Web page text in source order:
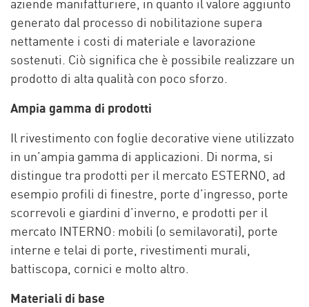
aziende manifatturiere, in quanto il valore aggiunto
generato dal processo di nobilitazione supera
nettamente i costi di materiale e lavorazione
sostenuti. Ciò significa che è possibile realizzare un
prodotto di alta qualità con poco sforzo.
Ampia gamma di prodotti
Il rivestimento con foglie decorative viene utilizzato
in un’ampia gamma di applicazioni. Di norma, si
distingue tra prodotti per il mercato ESTERNO, ad
esempio profili di finestre, porte d’ingresso, porte
scorrevoli e giardini d’inverno, e prodotti per il
mercato INTERNO: mobili (o semilavorati), porte
interne e telai di porte, rivestimenti murali,
battiscopa, cornici e molto altro.
Materiali di base